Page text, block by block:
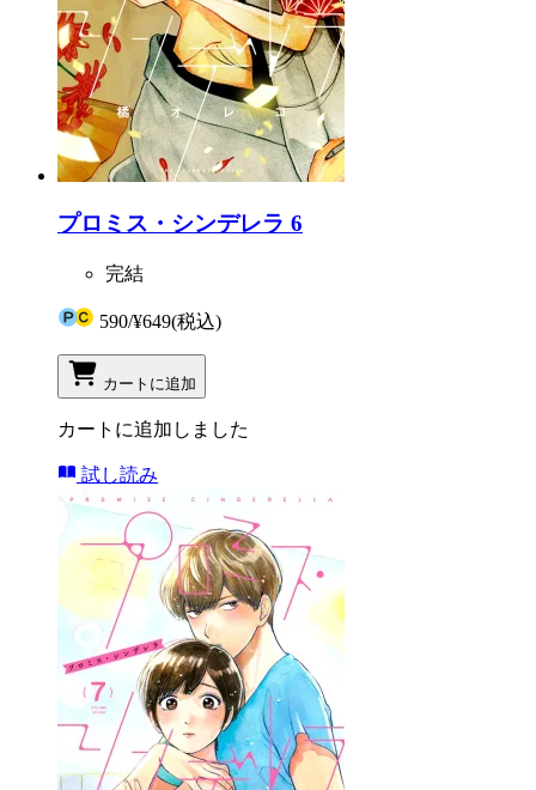
プロミス・シンデレラ 6
完結
590/¥649(税込)
カートに追加
カートに追加しました
試し読み